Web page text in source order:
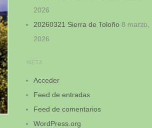
2026
20260321 Sierra de Toloño 8 marzo,
2026
META
Acceder
Feed de entradas
Feed de comentarios
WordPress.org